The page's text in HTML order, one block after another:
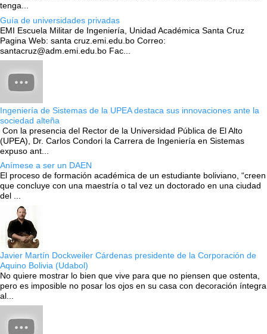
tenga...
Guía de universidades privadas
EMI Escuela Militar de Ingeniería, Unidad Académica Santa Cruz
Pagina Web: santa cruz.emi.edu.bo Correo:
santacruz@adm.emi.edu.bo Fac...
Ingeniería de Sistemas de la UPEA destaca sus innovaciones ante la
sociedad alteña
Con la presencia del Rector de la Universidad Pública de El Alto
(UPEA), Dr. Carlos Condori la Carrera de Ingeniería en Sistemas
expuso ant...
Anímese a ser un DAEN
El proceso de formación académica de un estudiante boliviano, “creen
que concluye con una maestría o tal vez un doctorado en una ciudad
del ...
Javier Martín Dockweiler Cárdenas presidente de la Corporación de
Aquino Bolivia (Udabol)
No quiere mostrar lo bien que vive para que no piensen que ostenta,
pero es imposible no posar los ojos en su casa con decoración íntegra
al...